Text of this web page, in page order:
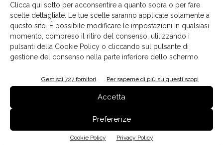
Clicca qui sotto per acconsentire a quanto sopra o per fare
scelte dettagliate. Le tue scelte saranno applicate solamente a
questo sito. È possibile modificare le impostazioni in qualsiasi
momento, compreso il ritiro del consenso, utilizzando i
pulsanti della Cookie Policy o cliccando sul pulsante di
gestione del consenso nella parte inferiore dello schermo.
Gestisci 727 fornitori Per saperne di più su questi scopi
Accetta
Preferenze
Cookie Policy Privacy Policy
La biblioteca dei brand